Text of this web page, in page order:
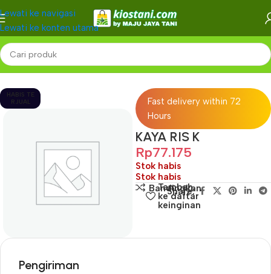
Lewati ke navigasi
Lewati ke konten utama
Beranda -
HABIS TE
RJUAL
Fast delivery within 72
Hours
KAYA RIS K
Rp77.175
Stok habis
Stok habis
Bandingkan
Tambah
ke daftar
keinginan
Share:
Pengiriman